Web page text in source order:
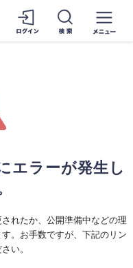
エラーが発生し
れたか、公開準備中などの理
。お手数ですが、下記のリン
い。